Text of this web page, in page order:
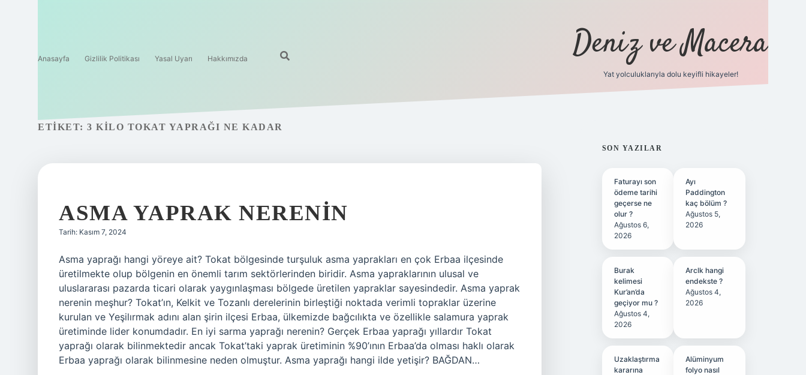
Anasayfa Gizlilik Politikası Yasal Uyarı Hakkımızda Deniz ve Macera
Yat yolculuklarıyla dolu keyifli hikayeler!
ETIKET: 3 KILO TOKAT YAPRAĞI NE KADAR
ASMA YAPRAK NERENIN
Tarih: Kasım 7, 2024
Asma yaprağı hangi yöreye ait? Tokat bölgesinde turşuluk asma yaprakları en çok Erbaa ilçesinde
üretilmekte olup bölgenin en önemli tarım sektörlerinden biridir. Asma yapraklarının ulusal ve
uluslararası pazarda ticari olarak yaygınlaşması bölgede üretilen yapraklar sayesindedir. Asma yaprak
nerenin meşhur? Tokat’ın, Kelkit ve Tozanlı derelerinin birleştiği noktada verimli topraklar üzerine
kurulan ve Yeşilırmak adını alan şirin ilçesi Erbaa, ülkemizde bağcılıkta ve özellikle salamura yaprak
üretiminde lider konumdadır. En iyi sarma yaprağı nerenin? Gerçek Erbaa yaprağı yıllardır Tokat
yaprağı olarak bilinmektedir ancak Tokat’taki yaprak üretiminin %90’ının Erbaa’da olması haklı olarak
Erbaa yaprağı olarak bilinmesine neden olmuştur. Asma yaprağı hangi ilde yetişir? BAĞDAN…
SIDEBAR
SON YAZILAR
Faturayı son
ödeme tarihi
geçerse ne
olur ?
Ağustos 6,
2026
Ayı
Paddington
kaç bölüm ?
Ağustos 5,
2026
Burak
kelimesi
Kur’an’da
geçiyor mu ?
Ağustos 4,
2026
Arclk hangi
endekste ?
Ağustos 4,
2026
Uzaklaştırma
kararına
Alüminyum
folyo nasıl